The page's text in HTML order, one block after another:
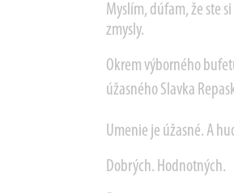
Myslím, dúfam, že ste
zmysly.
Okrem výborného
úžasného Slavka
Umenie je úžasné. A
Dobrých. Hodnotných.